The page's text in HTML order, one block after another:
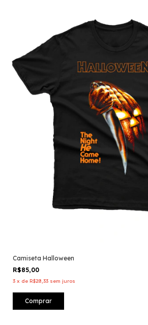
Camiseta Halloween
R$85,00
3 x de R$28,33 sem juros
Comprar